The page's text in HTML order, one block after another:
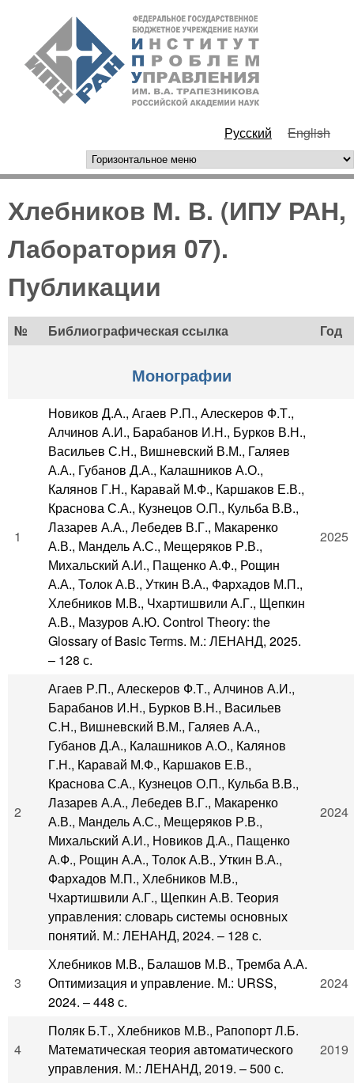
Перейти к основному
содержанию
РАН
Русский English
горизонтальное меню
Хлебников М. В. (ИПУ РАН,
Лаборатория 07).
Публикации
№ Библиографическая ссылка Год
Монографии
1
Новиков Д.А., Агаев Р.П., Алескеров Ф.Т.,
Алчинов А.И., Барабанов И.Н., Бурков В.Н.,
Васильев С.Н., Вишневский В.М., Галяев
А.А., Губанов Д.А., Калашников А.О.,
Калянов Г.Н., Каравай М.Ф., Каршаков Е.В.,
Краснова С.А., Кузнецов О.П., Кульба В.В.,
Лазарев А.А., Лебедев В.Г., Макаренко
А.В., Мандель А.С., Мещеряков Р.В.,
Михальский А.И., Пащенко А.Ф., Рощин
А.А., Толок А.В., Уткин В.А., Фархадов М.П.,
Хлебников М.В., Чхартишвили А.Г., Щепкин
А.В., Мазуров А.Ю. Control Theory: the
Glossary of Basic Terms. М.: ЛЕНАНД, 2025.
– 128 с.
2025
2
Агаев Р.П., Алескеров Ф.Т., Алчинов А.И.,
Барабанов И.Н., Бурков В.Н., Васильев
С.Н., Вишневский В.М., Галяев А.А.,
Губанов Д.А., Калашников А.О., Калянов
Г.Н., Каравай М.Ф., Каршаков Е.В.,
Краснова С.А., Кузнецов О.П., Кульба В.В.,
Лазарев А.А., Лебедев В.Г., Макаренко
А.В., Мандель А.С., Мещеряков Р.В.,
Михальский А.И., Новиков Д.А., Пащенко
А.Ф., Рощин А.А., Толок А.В., Уткин В.А.,
Фархадов М.П., Хлебников М.В.,
Чхартишвили А.Г., Щепкин А.В. Теория
управления: словарь системы основных
понятий. М.: ЛЕНАНД, 2024. – 128 с.
2024
3
Хлебников М.В., Балашов М.В., Тремба А.А.
Оптимизация и управление. М.: URSS,
2024. – 448 с.
2024
4
Поляк Б.Т., Хлебников М.В., Рапопорт Л.Б.
Математическая теория автоматического
управления. М.: ЛЕНАНД, 2019. – 500 с.
2019